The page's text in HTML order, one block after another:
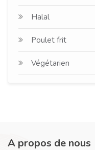
Halal
Poulet frit
Végétarien
A propos de nous